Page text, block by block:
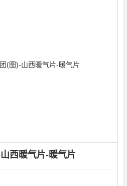
西暖气片-暖气片